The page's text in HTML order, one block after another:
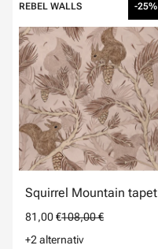
REBEL WALLS -25%
Squirrel Mountain tapet
81,00 €108,00 €
+2 alternativ